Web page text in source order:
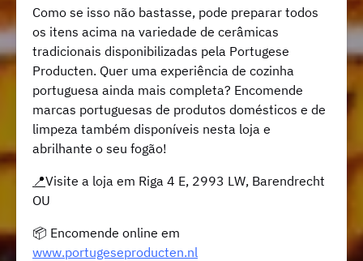
Como se isso não bastasse, pode preparar todos
os itens acima na variedade de cerâmicas
tradicionais disponibilizadas pela Portugese
Producten. Quer uma experiência de cozinha
portuguesa ainda mais completa? Encomende
marcas portuguesas de produtos domésticos e de
limpeza também disponíveis nesta loja e
abrilhante o seu fogão!
📍Visite a loja em Riga 4 E, 2993 LW, Barendrecht
OU
📦 Encomende online em
www.portugeseproducten.nl